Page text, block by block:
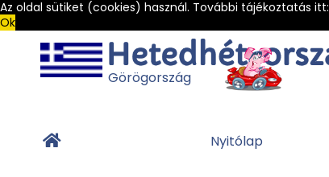
Az oldal sütiket (cookies) használ. További tájékoztatás itt:
Ok
Görögország
Nyitólap